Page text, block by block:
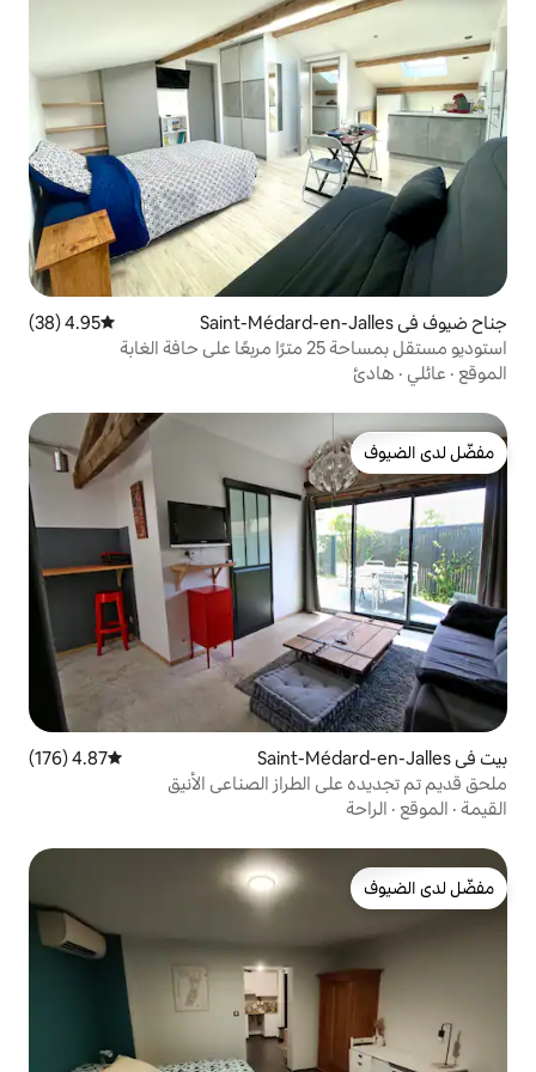
متوسط التقييم 4.95 من 5، 38 مراجعات
4.95 (38)
متوسط التقييم 4.87 من 5، 176 مراجعات
4.87 (176)
الصناعي الأنيق